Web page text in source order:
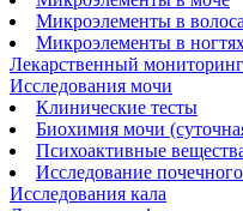
Микроэлементы в
Микроэлементы в
Лекарственный мониторинг
Исследования мочи
Клинические тесты
Биохимия мочи
Психоактивные
Исследование
Исследования кала